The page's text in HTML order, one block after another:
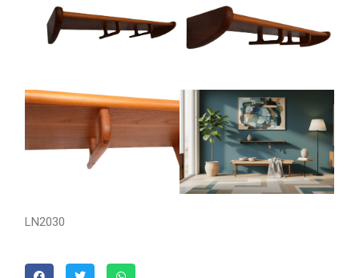
LN2030